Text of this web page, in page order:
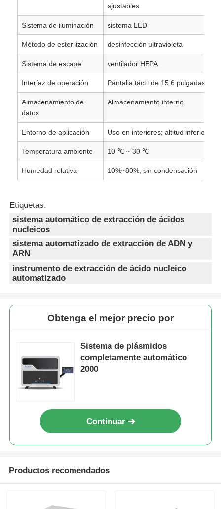
ajustables
Sistema de iluminación sistema LED
Método de esterilización desinfección ultravioleta
Sistema de escape ventilador HEPA
Interfaz de operación Pantalla táctil de 15,6 pulgadas
Almacenamiento de
datos
Almacenamiento interno
Entorno de aplicación Uso en interiores; altitud inferior a
Temperatura ambiente 10 ℃ ~ 30 ℃
Humedad relativa 10%~80%, sin condensación
Etiquetas:
sistema automático de extracción de ácidos
nucleicos
sistema automatizado de extracción de ADN y
ARN
instrumento de extracción de ácido nucleico
automatizado
Obtenga el mejor precio por
Sistema de plásmidos
completamente automático
2000
Continuar
Productos recomendados